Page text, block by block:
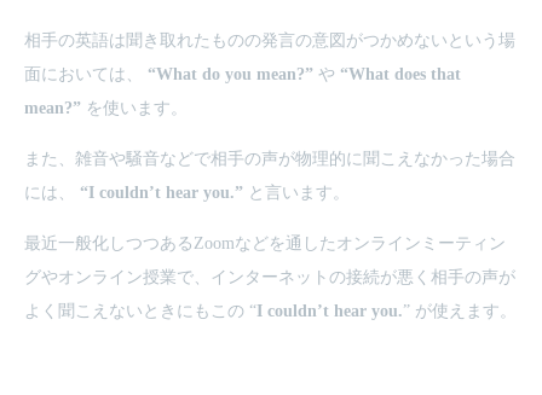
相手の英語は聞き取れたものの発言の意図がつかめないという場
面においては、 “What do you mean?” や “What does that
mean?” を使います。
また、雑音や騒音などで相手の声が物理的に聞こえなかった場合
には、 “I couldn’t hear you.” と言います。
最近一般化しつつあるZoomなどを通したオンラインミーティン
グやオンライン授業で、インターネットの接続が悪く相手の声が
よく聞こえないときにもこの “I couldn’t hear you.” が使えます。